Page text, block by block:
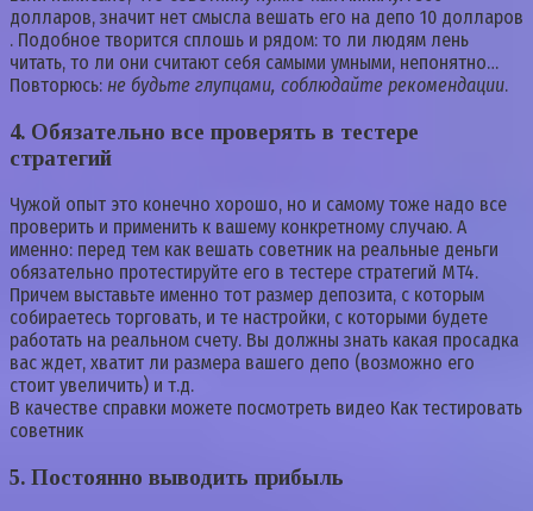
долларов, значит нет смысла вешать его на депо 10 долларов
. Подобное творится сплошь и рядом: то ли людям лень
читать, то ли они считают себя самыми умными, непонятно…
Повторюсь: не будьте глупцами, соблюдайте рекомендации.
4. Обязательно все проверять в тестере
стратегий
Чужой опыт это конечно хорошо, но и самому тоже надо все
проверить и применить к вашему конкретному случаю. А
именно: перед тем как вешать советник на реальные деньги
обязательно протестируйте его в тестере стратегий MT4.
Причем выставьте именно тот размер депозита, с которым
собираетесь торговать, и те настройки, с которыми будете
работать на реальном счету. Вы должны знать какая просадка
вас ждет, хватит ли размера вашего депо (возможно его
стоит увеличить) и т.д.
В качестве справки можете посмотреть видео Как тестировать
советник
5. Постоянно выводить прибыль